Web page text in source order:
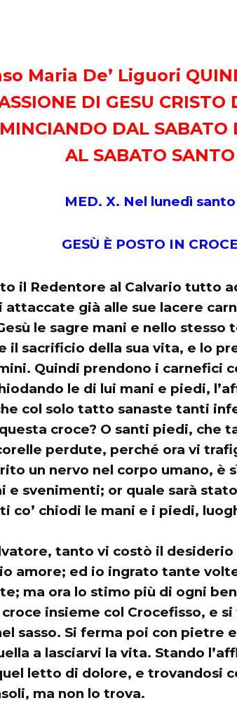
Maria De’ Liguori
DI GESU CRISTO
DAL SABATO
AL SABATO SANTO
MED. X. Nel lunedì santo
GESÙ È POSTO IN CROCE
il Redentore al Calvario tutto
già alle sue lacere
le sagre mani e nello stesso
il sacrificio della sua vita, e lo
Quindi prendono i carnefici
le di lui mani e piedi,
col solo tatto sanaste tanti
croce? O santi piedi, che
perdute, perché ora vi
un nervo nel corpo umano, è
e svenimenti; or quale sarà
co’ chiodi le mani e i piedi,
tanto vi costò il
amore; ed io ingrato tante
ma ora lo stimo più di ogni
croce insieme col Crocefisso, e
sasso. Si ferma poi con pietre
a lasciarvi la vita. Stando
letto di dolore, e trovandosi
ma non lo trova.